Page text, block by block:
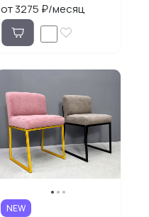
от 3275 ₽/месяц
NEW